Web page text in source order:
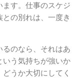
す。仕事のスケジ
の別れは、一度き
るのなら、それはあ
いう気持ちが強いか
うか大切にしてく